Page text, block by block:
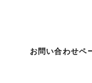
お問い合わせペ